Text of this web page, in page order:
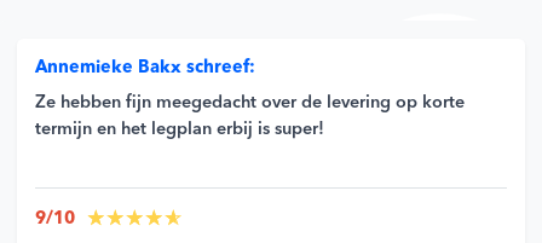
Annemieke Bakx schreef:
Ze hebben fijn meegedacht over de levering op korte
termijn en het legplan erbij is super!
9/10